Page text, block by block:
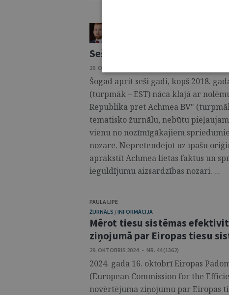
Seši gadi kopš Achmea lietas
29. OKTOBRIS 2024 • NR. 44 (1362)
Šogad aprit seši gadi, kopš 2018.
(turpmāk – EST) nāca klajā ar
Republika pret Achmea BV"
tematisko žurnālu, nebūtu
vienu no nozīmīgākajiem
nozarē. Nepretendējot uz īpašu
aprakstīt Achmea lietas faktus un
ieguldījumu aizsardzības nozari. ...
PAULA LIPE
ŽURNĀLS / INFORMĀCIJA
Mērot tiesu sistēmas
ziņojumā par Eiropas tiesu
29. OKTOBRIS 2024 • NR. 44 (1362)
2024. gada 16. oktobrī Eiropas
(European Commission for the
novērtējuma ziņojumu par Eiropas